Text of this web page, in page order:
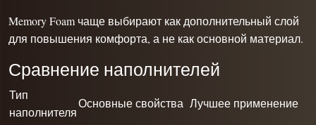
Memory Foam чаще выбирают как дополнительный слой
для повышения комфорта, а не как основной материал.
Сравнение наполнителей
Тип
наполнителя
Основные свойства Лучшее применение